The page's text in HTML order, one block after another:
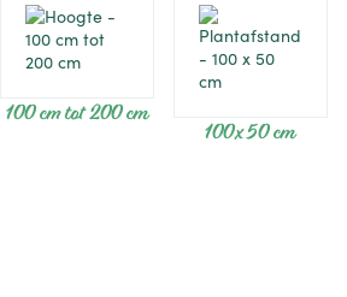
100 cm tot 200 cm
100 x 50 cm